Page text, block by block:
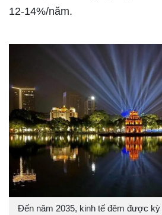
12-14%/năm.
Đến năm 2035, kinh tế đêm được